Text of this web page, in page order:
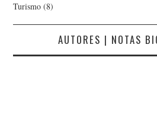
Turismo (8)
AUTORES | NOTAS